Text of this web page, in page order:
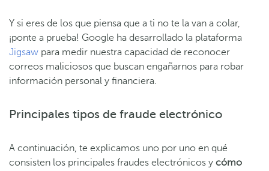
Y si eres de los que piensa que a ti no te la van a colar,
¡ponte a prueba! Google ha desarrollado la plataforma
Jigsaw para medir nuestra capacidad de reconocer
correos maliciosos que buscan engañarnos para robar
información personal y financiera.
Principales tipos de fraude electrónico
A continuación, te explicamos uno por uno en qué
consisten los principales fraudes electrónicos y cómo